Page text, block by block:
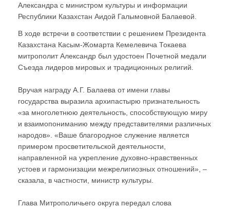
Александра с министром культуры и информации
Республики Казахстан Аидой Галымовной Балаевой.
В ходе встречи в соответствии с решением Президента
Казахстана Касым-Жомарта Кемелевича Токаева
митрополит Александр был удостоен Почетной медали
Съезда лидеров мировых и традиционных религий.
Вручая награду А.Г. Балаева от имени главы
государства выразила архипастырю признательность
«за многолетнюю деятельность, способствующую миру
и взаимопониманию между представителями различных
народов». «Ваше благородное служение является
примером просветительской деятельности,
направленной на укрепление духовно-нравственных
устоев и гармонизации межрелигиозных отношений», –
сказала, в частности, министр культуры.
Глава Митрополичьего округа передал слова